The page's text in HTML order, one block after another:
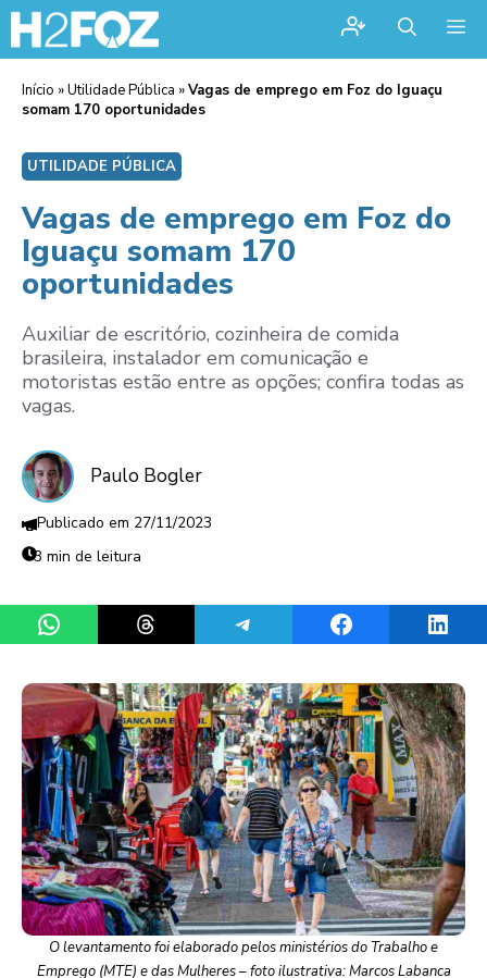
Início »Utilidade Pública »Vagas de emprego em Foz do Iguaçu
somam 170 oportunidades
UTILIDADE PÚBLICA
Vagas de emprego em Foz do
Iguaçu somam 170
oportunidades
Auxiliar de escritório, cozinheira de comida
brasileira, instalador em comunicação e
motoristas estão entre as opções; confira todas as
vagas.
Paulo Bogler
27/11/2023
3 min de leitura
Share on WhatsAppShare on ThreadsShare on TelegramShare on Facebook
O levantamento foi elaborado pelos ministérios do Trabalho e
Emprego (MTE) e das Mulheres – foto ilustrativa: Marcos Labanca